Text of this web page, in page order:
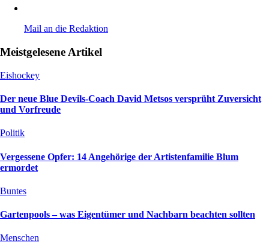
Mail an die Redaktion
Meistgelesene Artikel
Eishockey
Der neue Blue Devils-Coach David Metsos versprüht Zuversicht
und Vorfreude
Politik
Vergessene Opfer: 14 Angehörige der Artistenfamilie Blum
ermordet
Buntes
Gartenpools – was Eigentümer und Nachbarn beachten sollten
Menschen